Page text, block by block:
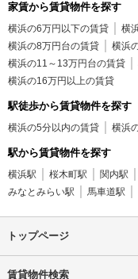
家賃から賃貸物件を探す
横浜の6万円以下の賃貸 横
横浜の8万円台の賃貸
横浜
横浜の11～13万円台の賃貸
横浜の16万円以上の賃貸
駅徒歩から賃貸物件を探す
横浜の5分以内の賃貸 横浜
駅から賃貸物件を探す
横浜駅 桜木町駅 関内駅
みなとみらい駅
馬車道駅
トップページ
賃貸物件検索